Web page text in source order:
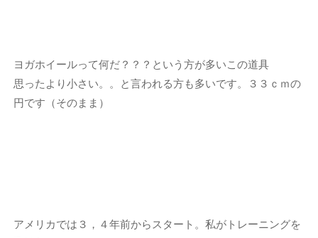
ヨガホイールって何だ？？？という方が多いこの道具
思ったより小さい。。と言われる方も多いです。３３ｃｍの
円です（そのまま）
アメリカでは３，４年前からスタート。私がトレーニングを